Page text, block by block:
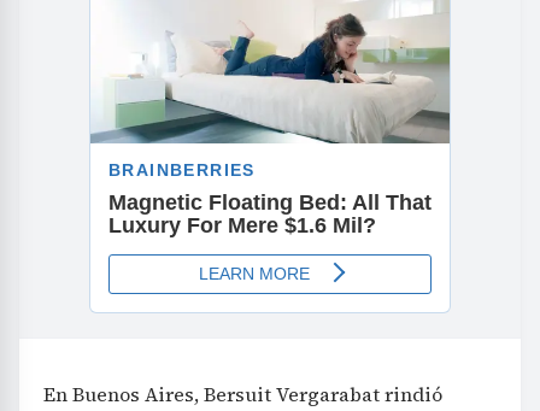
En Buenos Aires, Bersuit Vergarabat rindió